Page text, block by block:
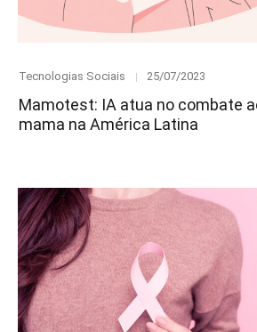
Category
Tecnologias Sociais
Posted
25/07/2023
Mamotest: IA atua no combate
mama na América Latina